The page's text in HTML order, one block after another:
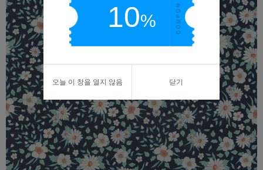
10%
오늘 이 창을 열지 않음 닫기